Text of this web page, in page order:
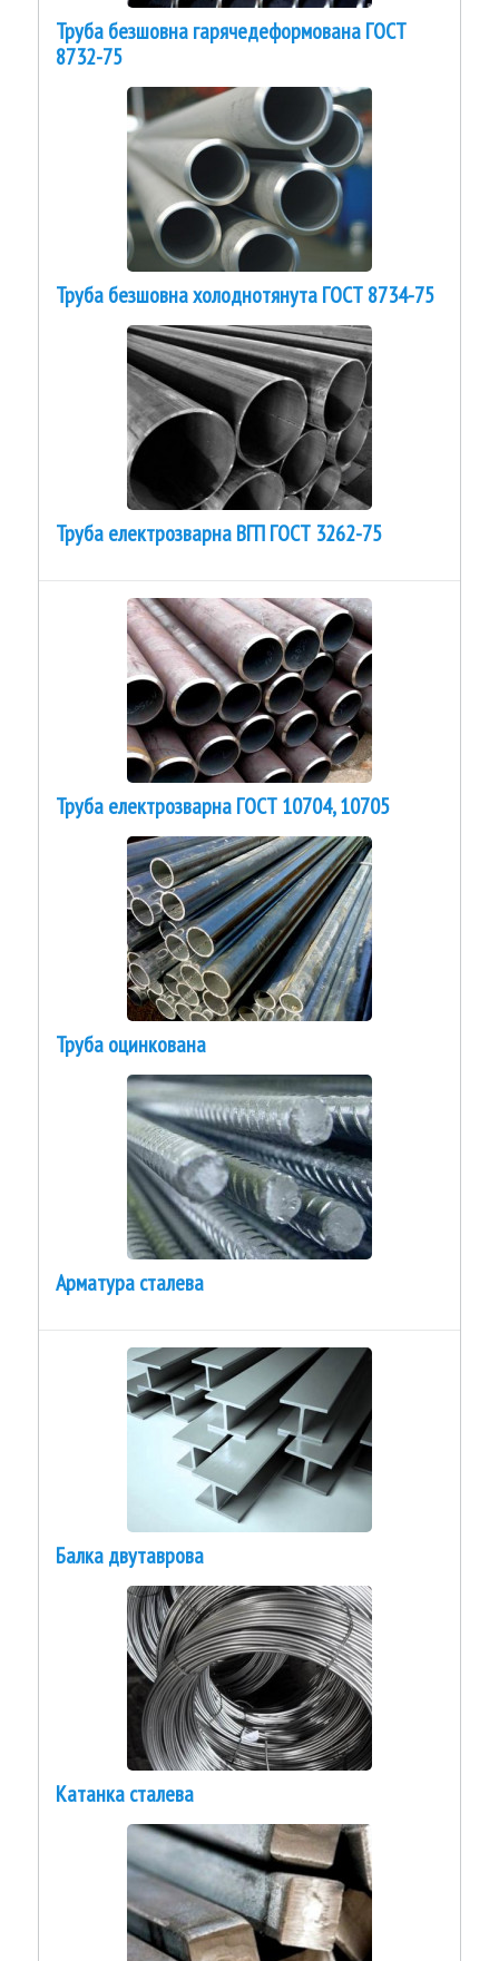
Труба безшовна гарячедеформована ГОСТ
8732-75
Труба безшовна холоднотянута ГОСТ 8734-75
Труба електрозварна ВГП ГОСТ 3262-75
Труба електрозварна ГОСТ 10704, 10705
Труба оцинкована
Арматура сталева
Балка двутаврова
Катанка сталева